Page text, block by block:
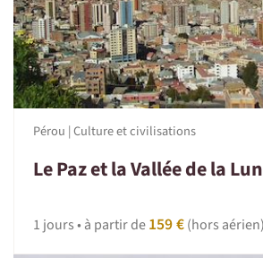
Pérou | Culture et civilisations
Le Paz et la Vallée de la
1 jours • à partir de159 €(hors aérien)